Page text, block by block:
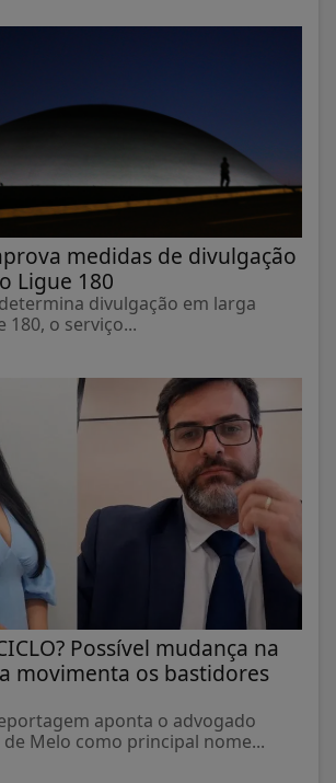
medidas de divulgação
Ligue 180
divulgação em larga
180, o serviço...
Possível mudança na
movimenta os bastidores
aponta o advogado
de Melo como principal nome...